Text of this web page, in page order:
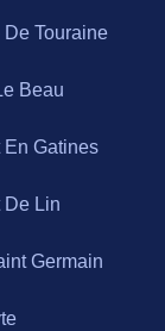
Touraine
Beau
En Gatines
De Lin
Germain